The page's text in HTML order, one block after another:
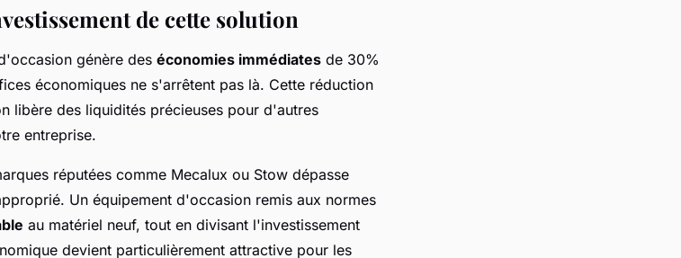
de cette solution
génère des économies immédiates de 30%
économiques ne s'arrêtent pas là. Cette réduction
libère des liquidités précieuses pour d'autres
entreprise.
réputées comme Mecalux ou Stow dépasse
Un équipement d'occasion remis aux normes
au matériel neuf, tout en divisant l'investissement
devient particulièrement attractive pour les